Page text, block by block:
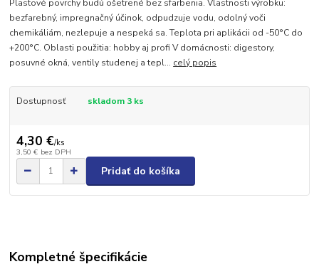
Plastové povrchy budú ošetrené bez sfarbenia. Vlastnosti výrobku:
bezfarebný, impregnačný účinok, odpudzuje vodu, odolný voči
chemikáliám, nezlepuje a nespeká sa. Teplota pri aplikácii od -50°C do
+200°C. Oblasti použitia: hobby aj profi V domácnosti: digestory,
posuvné okná, ventily studenej a tepl... celý popis
Dostupnosť skladom 3 ks
4,30 €/ks
3,50 € bez DPH
Pridať do košíka
Kompletné špecifikácie